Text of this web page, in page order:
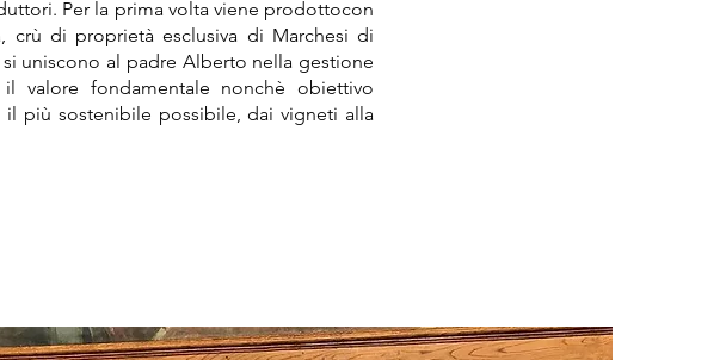
Per la prima volta viene prodottocon
crù di proprietà esclusiva di Marchesi di
si uniscono al padre Alberto nella gestione
valore fondamentale nonchè obiettivo
più sostenibile possibile, dai vigneti alla